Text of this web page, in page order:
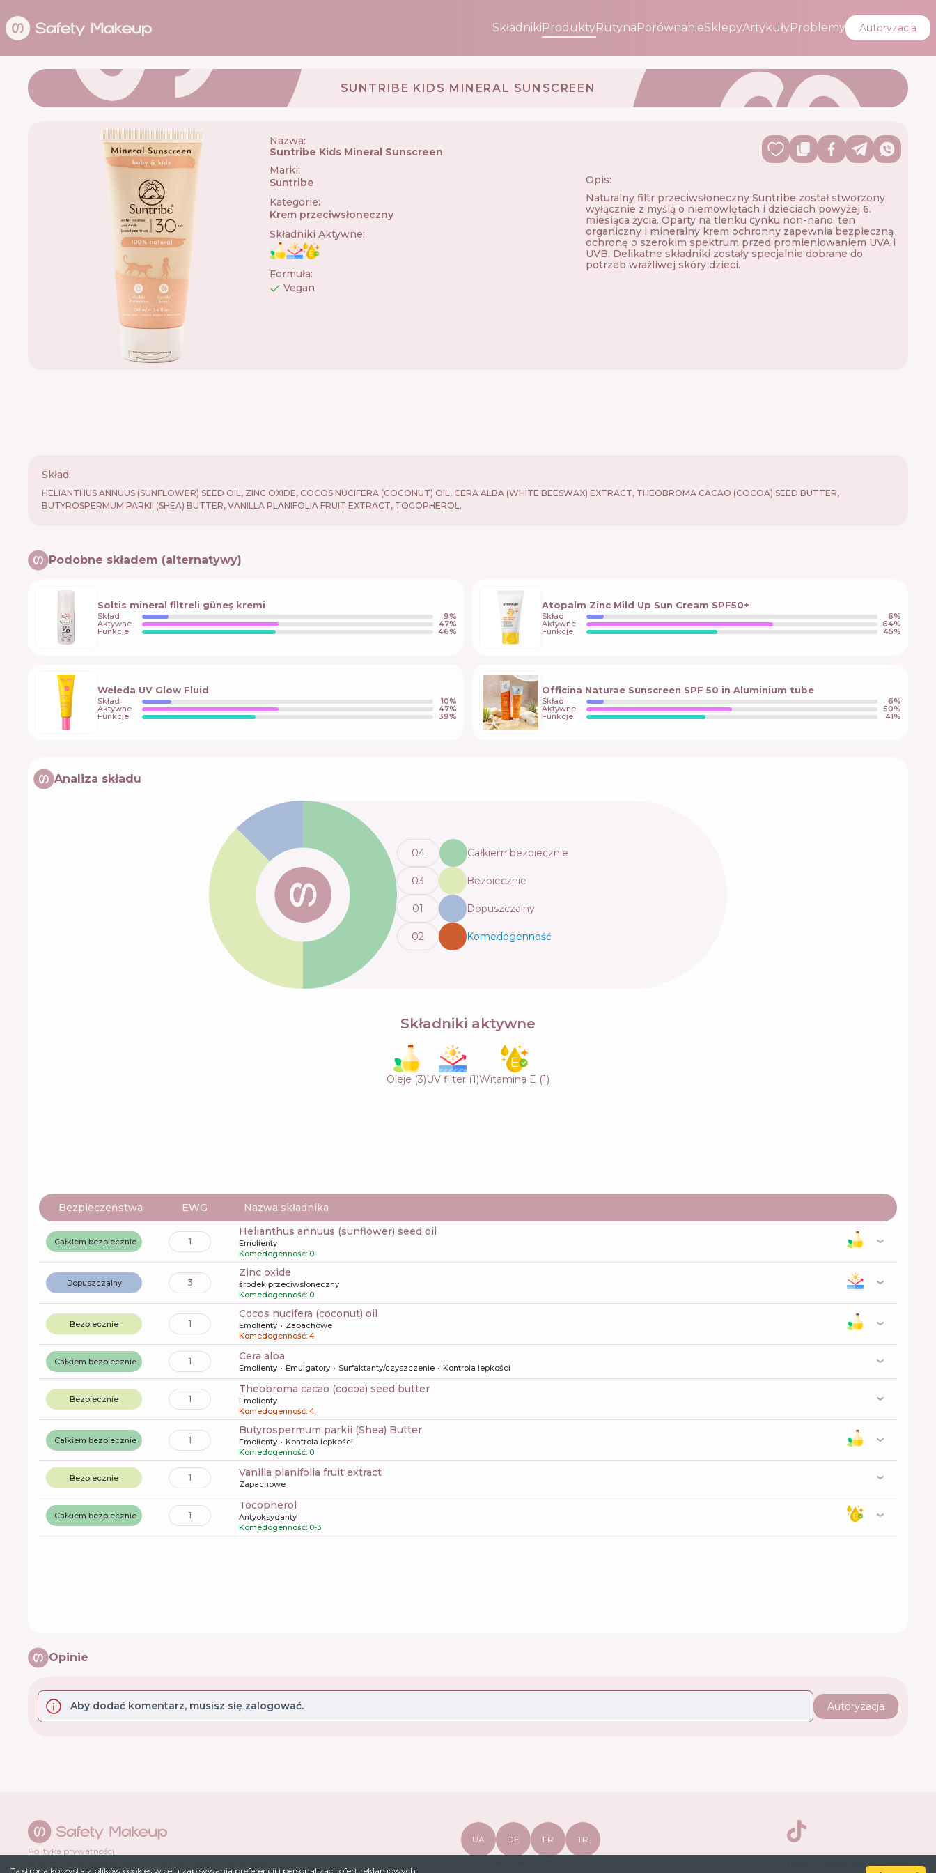
Ta strona korzysta z plików cookies w celu zapisywania preferencji i personalizacji ofert reklamowych.
SkładnikiProduktyRutynaPorównanieSklepyArtykułyProblemy Autoryzacja
SUNTRIBE KIDS MINERAL SUNSCREEN
Nazwa:
Suntribe Kids Mineral Sunscreen
Marki:
Suntribe
Kategorie:
Krem przeciwsłoneczny
Składniki Aktywne:
Formuła:
Vegan
Opis:
Naturalny filtr przeciwsłoneczny Suntribe został stworzony
wyłącznie z myślą o niemowlętach i dzieciach powyżej 6.
miesiąca życia. Oparty na tlenku cynku non-nano, ten
organiczny i mineralny krem ochronny zapewnia bezpieczną
ochronę o szerokim spektrum przed promieniowaniem UVA i
UVB. Delikatne składniki zostały specjalnie dobrane do
potrzeb wrażliwej skóry dzieci.
Skład:
HELIANTHUS ANNUUS (SUNFLOWER) SEED OIL, ZINC OXIDE, COCOS NUCIFERA (COCONUT) OIL, CERA ALBA (WHITE BEESWAX) EXTRACT, THEOBROMA CACAO (COCOA) SEED BUTTER,
BUTYROSPERMUM PARKII (SHEA) BUTTER, VANILLA PLANIFOLIA FRUIT EXTRACT, TOCOPHEROL.
Podobne składem (alternatywy)
Soltis mineral filtreli güneş kremi
Skład 9%
Aktywne 47%
Funkcje 46%
Atopalm Zinc Mild Up Sun Cream SPF50+
Skład 6%
Aktywne 64%
Funkcje 45%
Weleda UV Glow Fluid
Skład 10%
Aktywne 47%
Funkcje 39%
Officina Naturae Sunscreen SPF 50 in Aluminium tube
Skład 6%
Aktywne 50%
Funkcje 41%
Analiza składu
04 Całkiem bezpiecznie
03 Bezpiecznie
01 Dopuszczalny
02 Komedogenność
Składniki aktywne
Oleje (3)UV filter (1)Witamina E (1)
Bezpieczeństwa EWG Nazwa składnika
Całkiem bezpiecznie 1
helianthus annuus (sunflower) seed oil
Emolienty
Komedogenność: 0
Dopuszczalny 3
zinc oxide
środek przeciwsłoneczny
Komedogenność: 0
Bezpiecznie 1
cocos nucifera (coconut) oil
Emolienty
Zapachowe
Komedogenność: 4
Całkiem bezpiecznie 1 cera alba
Emolienty Emulgatory Surfaktanty/czyszczenie Kontrola lepkości
Bezpiecznie 1
theobroma cacao (cocoa) seed butter
Emolienty
Komedogenność: 4
Całkiem bezpiecznie 1
butyrospermum parkii (Shea) Butter
Emolienty
Kontrola lepkości
Komedogenność: 0
Bezpiecznie 1 vanilla planifolia fruit extract
Zapachowe
Całkiem bezpiecznie 1
tocopherol
Antyoksydanty
Komedogenność: 0-3
Opinie
Aby dodać komentarz, musisz się zalogować. Autoryzacja
Polityka prywatności
UA DE FR TR TikTok
safetymakeupua@gmail.com